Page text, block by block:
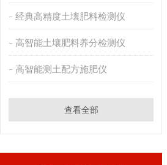
经典高精度土壤肥料检测仪
高智能土壤肥料养分检测仪
高智能测土配方施肥仪
查看全部